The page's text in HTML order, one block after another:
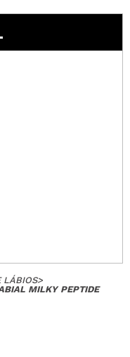
LÁBIOS>
MILKY PEPTIDE